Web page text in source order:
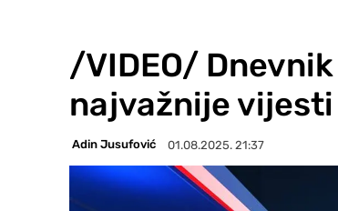
/VIDEO/ Dnevnik
najvažnije
Adin Jusufović 01.08.2025. 21:37